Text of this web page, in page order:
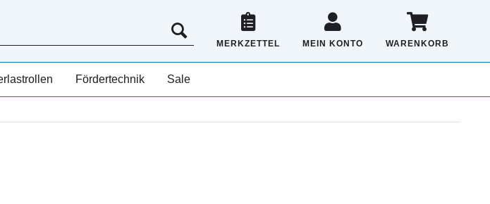
MERKZETTEL MEIN KONTO WARENKORB
Fördertechnik Sale